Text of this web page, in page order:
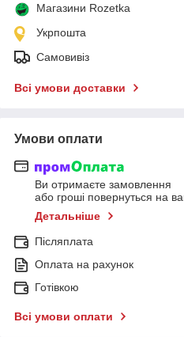
Магазини Rozetka
Укрпошта
Самовивіз
Всі умови доставки
Умови оплати
Ви отримаєте замовлення
або гроші повернуться на
Детальніше
Післяплата
Оплата на рахунок
Готівкою
Всі умови оплати